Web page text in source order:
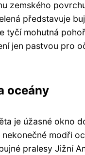
zemského
představuje
tyčí mohutná
jen pastvou pro
oceány
je úžasné okno
modři
pralesy Jižní